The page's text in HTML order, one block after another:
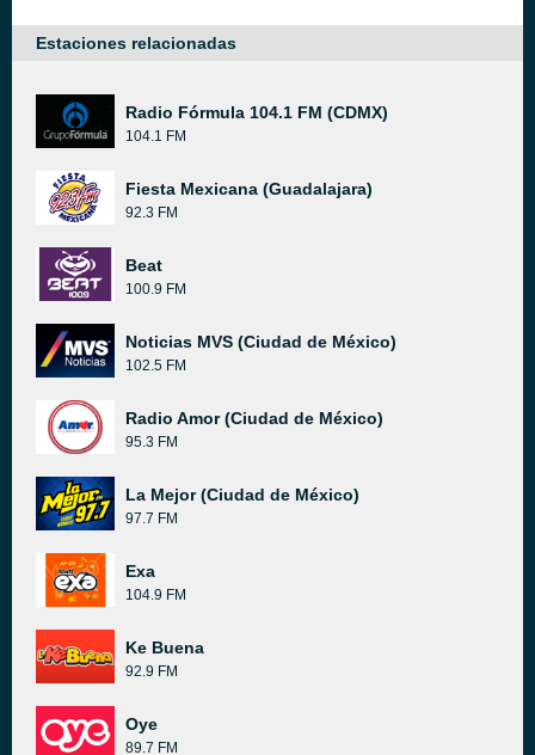
Estaciones relacionadas
Radio Fórmula 104.1 FM (CDMX)
104.1 FM
Fiesta Mexicana (Guadalajara)
92.3 FM
Beat
100.9 FM
Noticias MVS (Ciudad de México)
102.5 FM
Radio Amor (Ciudad de México)
95.3 FM
La Mejor (Ciudad de México)
97.7 FM
Exa
104.9 FM
Ke Buena
92.9 FM
Oye
89.7 FM